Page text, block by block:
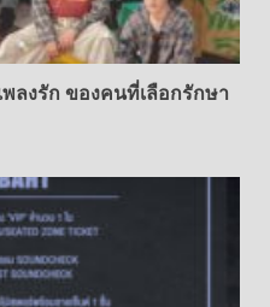
พลงรัก ของคนที่เลือกรักษา